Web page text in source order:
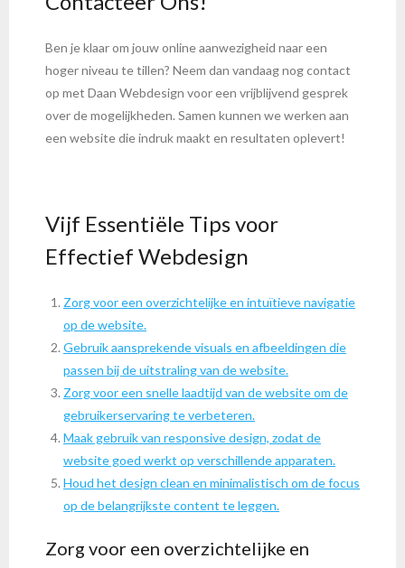
Ben je klaar om jouw online aanwezigheid naar een
hoger niveau te tillen? Neem dan vandaag nog contact
op met Daan Webdesign voor een vrijblijvend gesprek
over de mogelijkheden. Samen kunnen we werken aan
een website die indruk maakt en resultaten oplevert!
Vijf Essentiële Tips voor
Effectief Webdesign
Zorg voor een overzichtelijke en intuïtieve navigatie
op de website.
Gebruik aansprekende visuals en afbeeldingen die
passen bij de uitstraling van de website.
Zorg voor een snelle laadtijd van de website om de
gebruikerservaring te verbeteren.
Maak gebruik van responsive design, zodat de
website goed werkt op verschillende apparaten.
Houd het design clean en minimalistisch om de focus
op de belangrijkste content te leggen.
Zorg voor een overzichtelijke en